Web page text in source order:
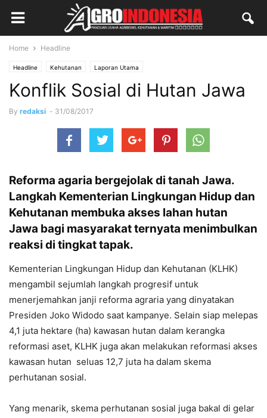
Home Headline
Headline Kehutanan Laporan Utama
Konflik Sosial di Hutan Jawa
By redaksi - 31/08/2017
Reforma agaria bergejolak di tanah Jawa.
Langkah Kementerian Lingkungan Hidup dan
Kehutanan membuka akses lahan hutan
Jawa bagi masyarakat ternyata menimbulkan
reaksi di tingkat tapak.
Kementerian Lingkungan Hidup dan Kehutanan (KLHK)
mengambil sejumlah langkah progresif untuk
menerjemahkan janji reforma agraria yang dinyatakan
Presiden Joko Widodo saat kampanye. Selain siap melepas
4,1 juta hektare (ha) kawasan hutan dalam kerangka
reformasi aset, KLHK juga akan melakukan reformasi akses
kawasan hutan seluas 12,7 juta ha dalam skema
perhutanan sosial.
Yang menarik, skema perhutanan sosial juga bakal di gelar